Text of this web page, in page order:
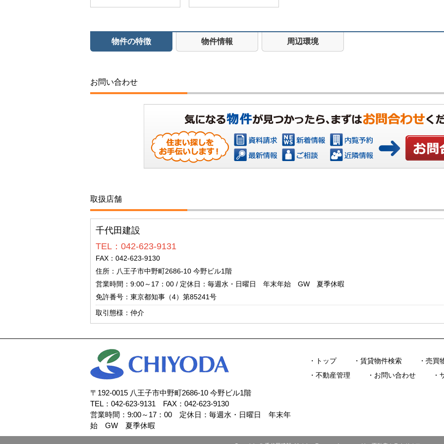
物件の特徴 物件情報 周辺環境
お問い合わせ
取扱店舗
千代田建設
TEL：042-623-9131
FAX：042-623-9130
住所：八王子市中野町2686-10 今野ビル1階
営業時間：9:00～17：00 / 定休日：毎週水・日曜日 年末年始 GW 夏季休暇
免許番号：東京都知事（4）第85241号
取引態様：仲介
〒192-0015 八王子市中野町2686-10 今野ビル1階
TEL：042-623-9131 FAX：042-623-9130
営業時間：9:00～17：00 定休日：毎週水・日曜日 年末年
始 GW 夏季休暇
トップ 賃貸物件検索
売買
不動産管理
お問い合わせ